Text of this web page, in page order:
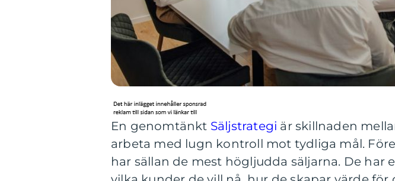
En genomtänkt Säljstrategi är skillnaden
arbeta med lugn kontroll mot tydliga mål.
har sällan de mest högljudda säljarna. De har